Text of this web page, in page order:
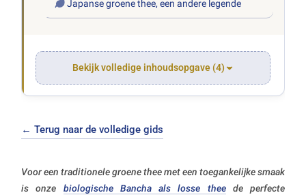
Japanse groene thee, een andere legende
Bekijk volledige inhoudsopgave (4)
← Terug naar de volledige gids
Voor een traditionele groene thee met een toegankelijke smaak
is onze biologische Bancha als losse theede perfecte